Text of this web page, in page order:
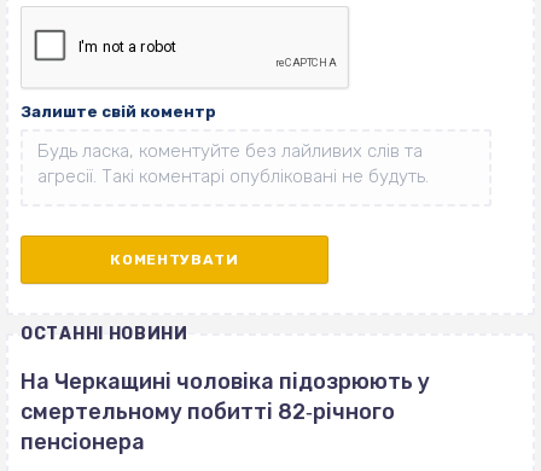
Залиште свій коментр
ОСТАННІ НОВИНИ
На Черкащині чоловіка підозрюють у
смертельному побитті 82‐річного
пенсіонера